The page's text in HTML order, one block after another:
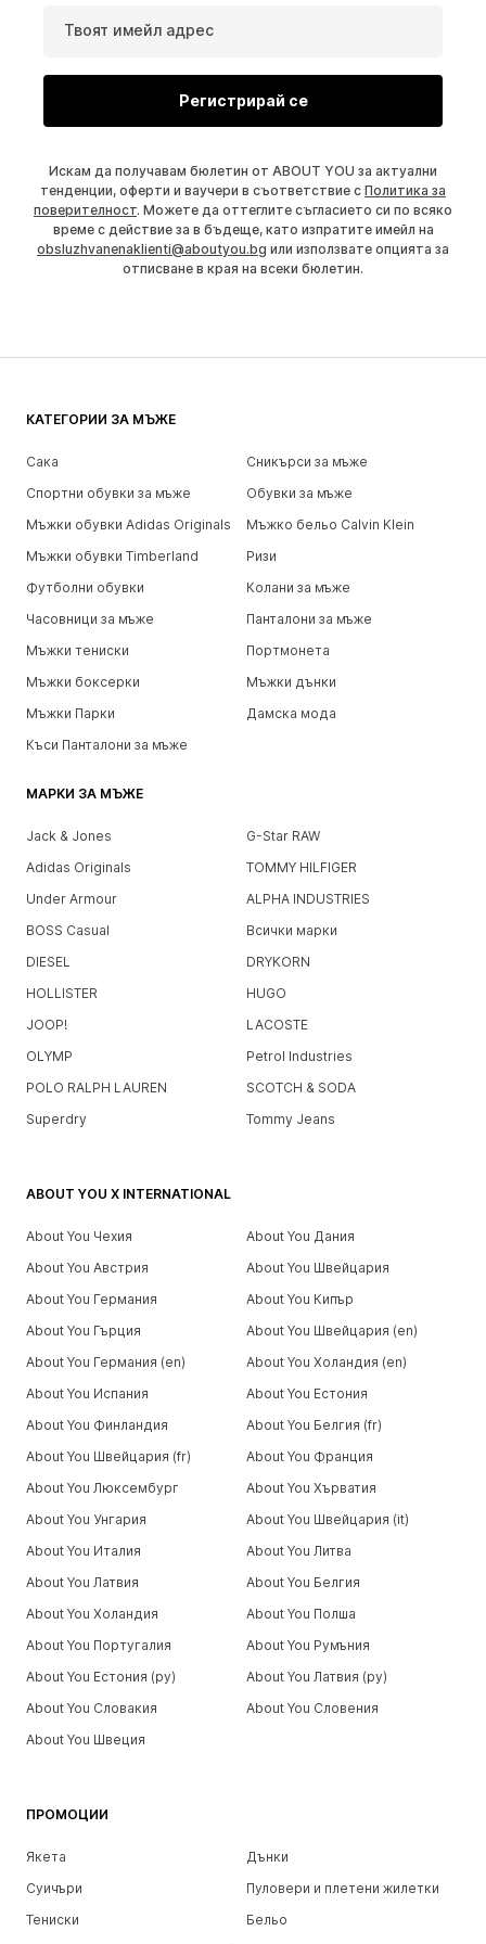
Твоят имейл адрес
Регистрирай се
Искам да получавам бюлетин от ABOUT YOU за актуални
тенденции, оферти и ваучери в съответствие с Политика за
поверителност. Можете да оттеглите съгласието си по всяко
време с действие за в бъдеще, като изпратите имейл на
obsluzhvanenaklienti@aboutyou.bg или използвате опцията за
отписване в края на всеки бюлетин.
КАТЕГОРИИ ЗА МЪЖЕ
Сака
Сникърси за мъже
Спортни обувки за мъже
Обувки за мъже
Мъжки обувки Adidas Originals
Мъжко бельо Calvin Klein
Мъжки обувки Timberland
Ризи
Футболни обувки
Колани за мъже
Часовници за мъже
Панталони за мъже
Мъжки тениски
Портмонета
Мъжки боксерки
Мъжки дънки
Мъжки Парки
Дамска мода
Къси Панталони за мъже
МАРКИ ЗА МЪЖЕ
Jack & Jones
G-Star RAW
Adidas Originals
TOMMY HILFIGER
Under Armour
ALPHA INDUSTRIES
BOSS Casual
Всички марки
DIESEL
DRYKORN
HOLLISTER
HUGO
JOOP!
LACOSTE
OLYMP
Petrol Industries
POLO RALPH LAUREN
SCOTCH & SODA
Superdry
Tommy Jeans
ПРОМОЦИИ
Якета
Дънки
Суичъри
Пуловери и плетени жилетки
Тениски
Бельо
ABOUT YOU X INTERNATIONAL
About You Чехия
About You Дания
About You Австрия
About You Швейцария
About You Германия
About You Кипър
About You Гърция
About You Швейцария (en)
About You Германия (en)
About You Холандия (en)
About You Испания
About You Естония
About You Финландия
About You Белгия (fr)
About You Швейцария (fr)
About You Франция
About You Люксембург
About You Хърватия
About You Унгария
About You Швейцария (it)
About You Италия
About You Литва
About You Латвия
About You Белгия
About You Холандия
About You Полша
About You Португалия
About You Румъния
About You Естония (ру)
About You Латвия (ру)
About You Словакия
About You Словения
About You Швеция